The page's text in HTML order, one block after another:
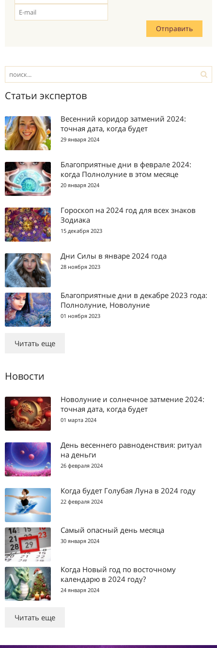
Статьи экспертов
Весенний коридор затмений 2024:
точная дата, когда будет
29 января 2024
Благоприятные дни в феврале 2024:
когда Полнолуние в этом месяце
20 января 2024
Гороскоп на 2024 год для всех знаков
Зодиака
15 декабря 2023
Дни Силы в январе 2024 года
28 ноября 2023
Благоприятные дни в декабре 2023 года:
Полнолуние, Новолуние
01 ноября 2023
Читать еще
Новости
Новолуние и солнечное затмение 2024:
точная дата, когда будет
01 марта 2024
День весеннего равноденствия: ритуал
на деньги
26 февраля 2024
Когда будет Голубая Луна в 2024 году
22 февраля 2024
Самый опасный день месяца
30 января 2024
Когда Новый год по восточному
календарю в 2024 году?
24 января 2024
Читать еще